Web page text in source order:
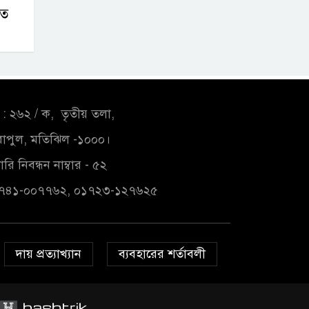
২৬২ / ক, তৃতীয় তলা,
মতিঝিল -১০০০।
নিবন্ধন নাম্বার - ৫২
০০৭৭৬২, ০১৭২৩-১২৭৬২৫
দায় প্রত্যাখ্যান ব্যবহারের শর্তাবলী